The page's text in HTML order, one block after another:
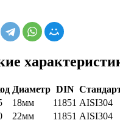
Диаметр DIN
18мм 11851 AISI304
22мм 11851 AISI304